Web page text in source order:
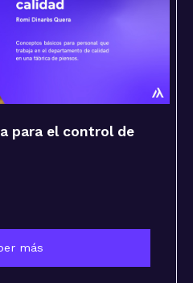
para el control de
más